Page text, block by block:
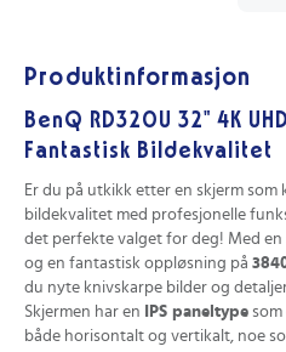
Produktinformasjon
BenQ RD320U 32" 4K
Fantastisk Bildekvalitet
Er du på utkikk etter en skjerm
bildekvalitet med profesjonelle
det perfekte valget for deg! Med en
og en fantastisk oppløsning på
du nyte knivskarpe bilder og
Skjermen har en
IPS paneltype som
både horisontalt og vertikalt, noe